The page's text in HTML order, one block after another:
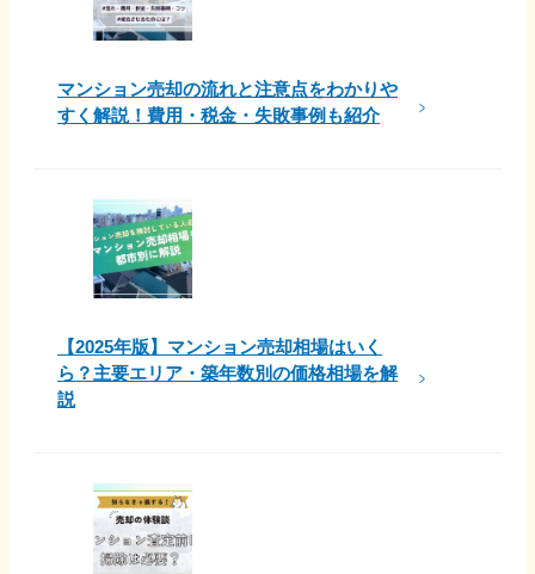
マンション売却の流れと注意点をわかりや
すく解説！費用・税金・失敗事例も紹介
【2025年版】マンション売却相場はいく
ら？主要エリア・築年数別の価格相場を解
説